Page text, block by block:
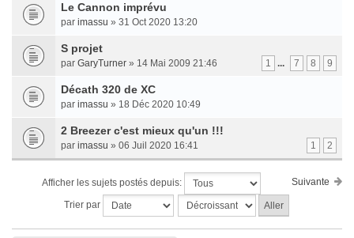
Le Cannon imprévu
par imassu » 31 Oct 2020 13:20
S projet
1 ... 7 8 9
par GaryTurner » 14 Mai 2009 21:46
Décath 320 de XC
par imassu » 18 Déc 2020 10:49
2 Breezer c'est mieux qu'un !!!
1 2
par imassu » 06 Juil 2020 16:41
Suivante
Afficher les sujets postés depuis:
Trier par